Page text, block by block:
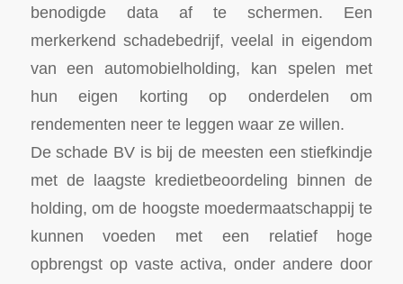
benodigde data af te schermen. Een
merkerkend schadebedrijf, veelal in eigendom
van een automobielholding, kan spelen met
hun eigen korting op onderdelen om
rendementen neer te leggen waar ze willen.
De schade BV is bij de meesten een stiefkindje
met de laagste kredietbeoordeling binnen de
holding, om de hoogste moedermaatschappij te
kunnen voeden met een relatief hoge
opbrengst op vaste activa, onder andere door